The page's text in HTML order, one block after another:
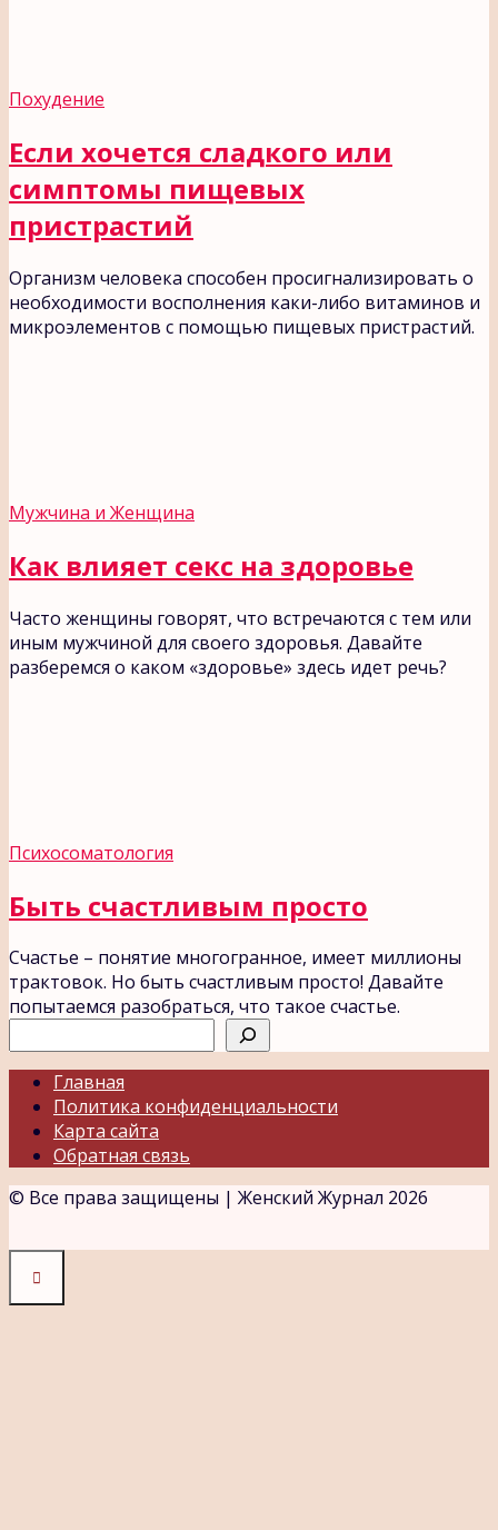
Похудение
Если хочется сладкого или
симптомы пищевых
пристрастий
Организм человека способен просигнализировать о
необходимости восполнения каки-либо витаминов и
микроэлементов с помощью пищевых пристрастий.
Мужчина и Женщина
Как влияет секс на здоровье
Часто женщины говорят, что встречаются с тем или
иным мужчиной для своего здоровья. Давайте
разберемся о каком «здоровье» здесь идет речь?
Психосоматология
Быть счастливым просто
Счастье – понятие многогранное, имеет миллионы
трактовок. Но быть счастливым просто! Давайте
попытаемся разобраться, что такое счастье.
Главная
Политика конфиденциальности
Карта сайта
Обратная связь
© Все права защищены | Женский Журнал 2026